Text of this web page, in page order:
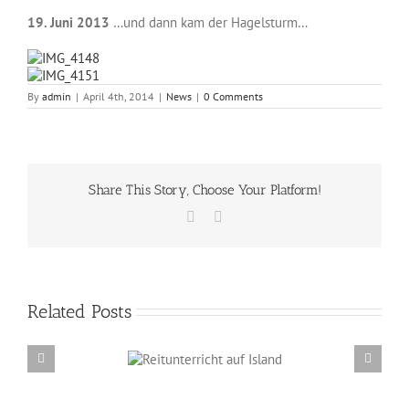
19. Juni 2013 …und dann kam der Hagelsturm…
By admin | April 4th, 2014 | News | 0 Comments
Share This Story, Choose Your Platform!
Facebook
Related Posts
auf
Erzählabende mit Eve Barmettler und Ewald